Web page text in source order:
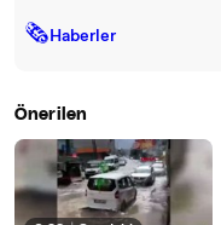
🗞Haberler
Önerilen